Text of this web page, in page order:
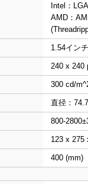
Intel：
AMD：
1.54インチ
240 x 240
300 cd/
直径：
800-
123 x 275
400 (mm)